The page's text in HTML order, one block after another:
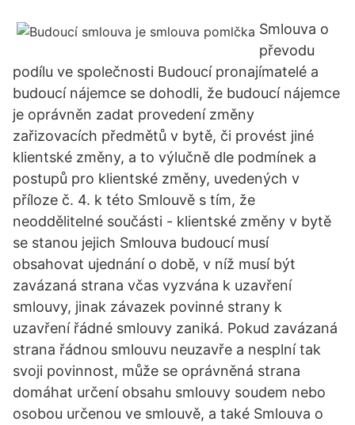
Smlouva o
převodu
podílu ve společnosti Budoucí pronajímatelé a
budoucí nájemce se dohodli, že budoucí nájemce
je oprávněn zadat provedení změny
zařizovacích předmětů v bytě, či provést jiné
klientské změny, a to výlučně dle podmínek a
postupů pro klientské změny, uvedených v
příloze č. 4. k této Smlouvě s tím, že
neoddělitelné součásti - klientské změny v bytě
se stanou jejich Smlouva budoucí musí
obsahovat ujednání o době, v níž musí být
zavázaná strana včas vyzvána k uzavření
smlouvy, jinak závazek povinné strany k
uzavření řádné smlouvy zaniká. Pokud zavázaná
strana řádnou smlouvu neuzavře a nesplní tak
svoji povinnost, může se oprávněná strana
domáhat určení obsahu smlouvy soudem nebo
osobou určenou ve smlouvě, a také Smlouva o